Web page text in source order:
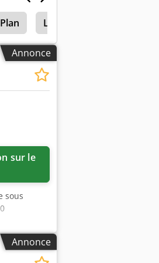
Luna Sp 1000
Annonce
sous
Annonce